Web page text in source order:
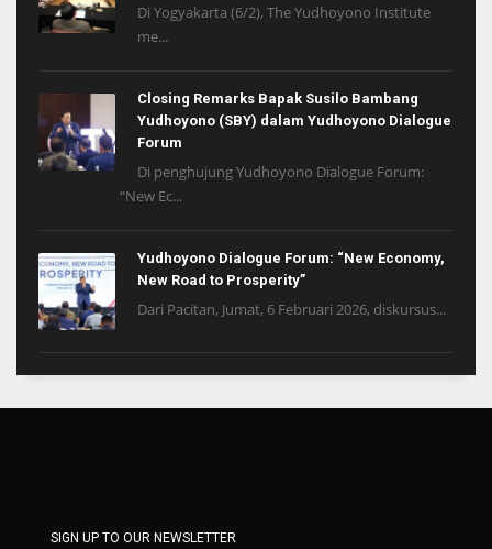
Di Yogyakarta (6/2), The Yudhoyono Institute
me...
Closing Remarks Bapak Susilo Bambang
Yudhoyono (SBY) dalam Yudhoyono Dialogue
Forum
Di penghujung Yudhoyono Dialogue Forum:
“New Ec...
Yudhoyono Dialogue Forum: “New Economy,
New Road to Prosperity”
Dari Pacitan, Jumat, 6 Februari 2026, diskursus...
SIGN UP TO OUR NEWSLETTER